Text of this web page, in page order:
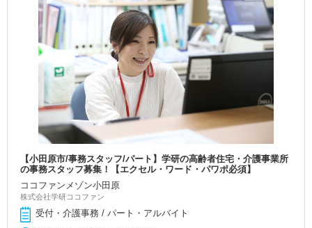
【小田原市/事務スタッフ/パート】学研の高齢者住宅・介護事業所
の事務スタッフ募集！【エクセル・ワード・パワポ必須】
ココファンメゾン小田原
株式会社学研ココファン
受付・介護事務 / パート・アルバイト